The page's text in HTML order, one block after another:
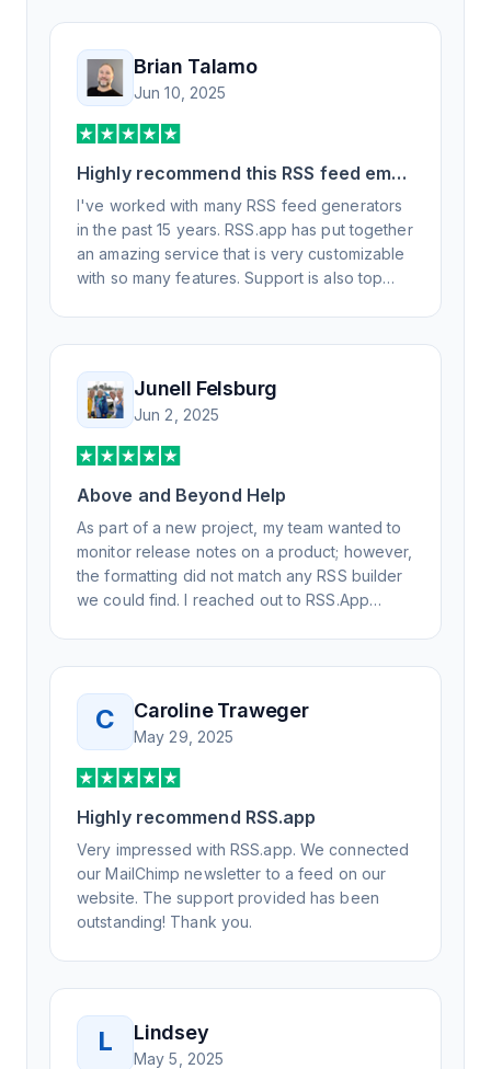
Brian Talamo
Jun 10, 2025
Highly recommend this RSS feed email
/ widget generator service.
I've worked with many RSS feed generators
in the past 15 years. RSS.app has put together
an amazing service that is very customizable
with so many features. Support is also top
professionally. Highly recommend for all your
RSS feed needs. Our trucking news hub
website couldn't work without it. Thank you.
Junell Felsburg
Jun 2, 2025
Above and Beyond Help
As part of a new project, my team wanted to
monitor release notes on a product; however,
the formatting did not match any RSS builder
we could find. I reached out to RSS.App
day, but I spoke to someone who was
knowledgeable, kind, and clearly wanted to
understand the issue. It has been a few
weeks, but after many revisions and direct
support, all of my release notes are in a way
that my users understand and find value in.
Honestly, it has been an exceptional
experience, and I will be pushing everyone I
know to RSS.app for their RSS needs.
C Caroline Traweger
May 29, 2025
Highly recommend RSS.app
Very impressed with RSS.app. We connected
our MailChimp newsletter to a feed on our
website. The support provided has been
outstanding! Thank you.
L Lindsey
May 5, 2025